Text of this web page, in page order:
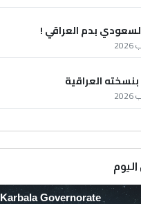
بدم العراقي !
العراقية
Karbala Governorate